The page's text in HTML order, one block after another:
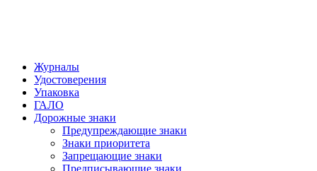
Журналы
Удостоверения
Упаковка
ГАЛО
Дорожные знаки
Предупреждающие знаки
Знаки приоритета
Запрещающие знаки
Предписывающие знаки